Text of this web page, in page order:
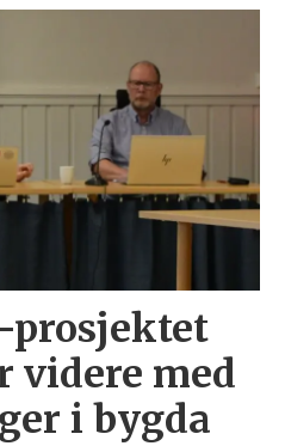
prosjektet
videre med
i bygda